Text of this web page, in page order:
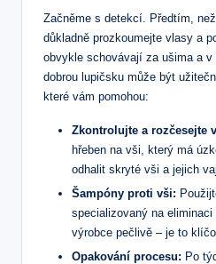
Začněme s detekcí. Předtím,
důkladně prozkoumejte vlasy a
obvykle schovávají za ušima a
dobrou lupičsku může být
které vám pomohou:
Zkontrolujte a rozčesejte
hřeben na vši, který má
odhalit skryté vši a jejich
Šampóny proti vši:
specializovaný na
výrobce pečlivě – je to
Opakování procesu: Po